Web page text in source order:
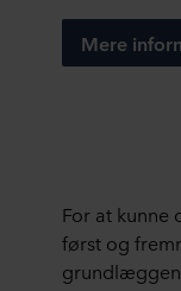
Mere
For at kunne
først og